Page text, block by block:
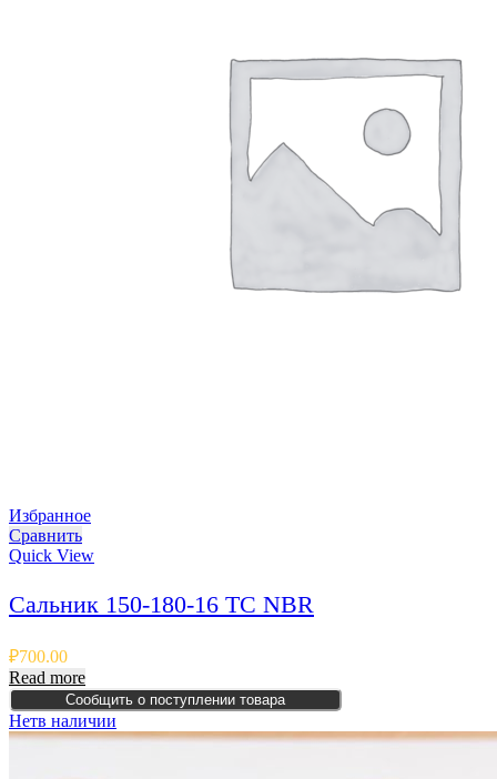
Избранное
Сравнить
Quick View
Сальник 150-180-16 TC NBR
₽700.00
Read more
Сообщить о поступлении товара
Нетв наличии